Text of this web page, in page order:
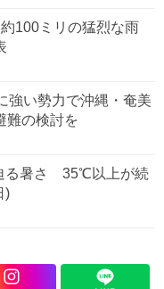
約100ミリの猛烈な雨
い勢力で沖縄・奄美
の検討を
る暑さ 35℃以上が続
)